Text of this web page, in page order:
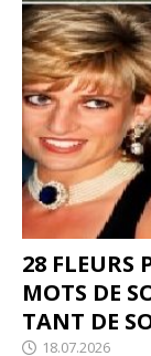
28 FLEURS
MOTS DE
TANT DE
18.07.2026